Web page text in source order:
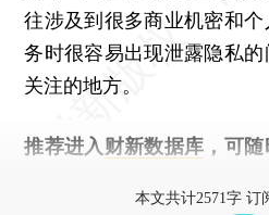
往涉及到很多商业机密和
务时很容易出现泄露隐私
关注的地方。
推荐进入 财新数据库 ，可
本文共计2571字 订